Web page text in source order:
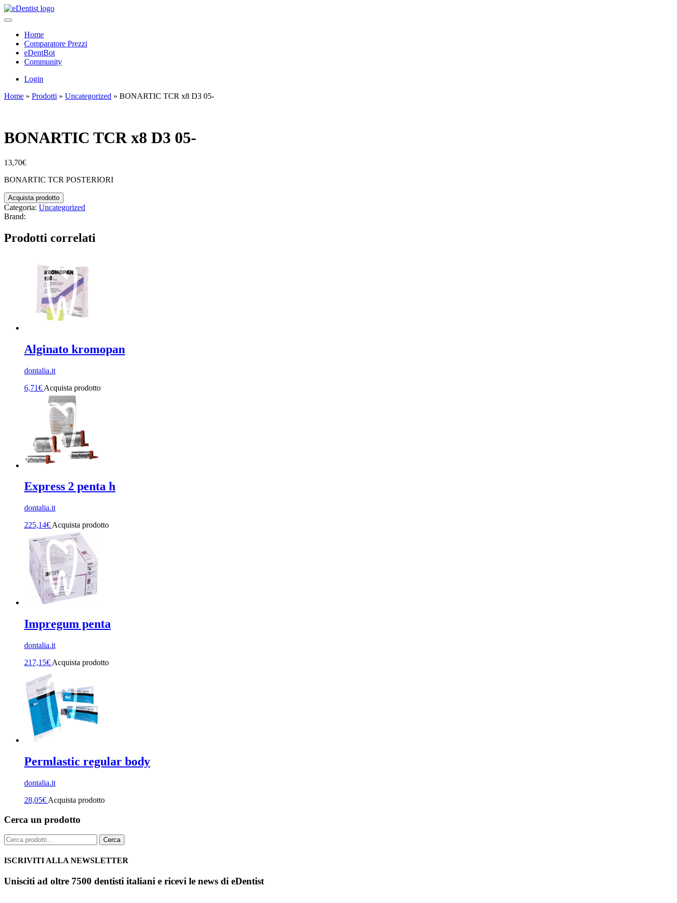
Home
Comparatore Prezzi
eDentBot
Community
Login
Home » Prodotti » Uncategorized » BONARTIC TCR x8 D3 05-
BONARTIC TCR x8 D3 05-
13,70€
BONARTIC TCR POSTERIORI
Acquista prodotto
Categoria: Uncategorized
Brand:
Prodotti correlati
Alginato kromopan
dontalia.it
6,71€ Acquista prodotto
Express 2 penta h
dontalia.it
225,14€ Acquista prodotto
Impregum penta
dontalia.it
217,15€ Acquista prodotto
Permlastic regular body
dontalia.it
28,05€ Acquista prodotto
Cerca un prodotto
Cerca: Cerca
ISCRIVITI ALLA NEWSLETTER
Unisciti ad oltre 7500 dentisti italiani e ricevi le news di eDentist